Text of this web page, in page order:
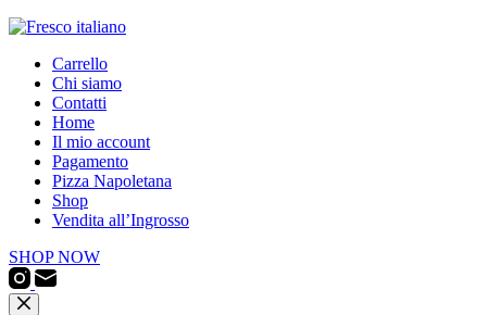
Carrello
Chi siamo
Contatti
Home
Il mio account
Pagamento
Pizza Napoletana
Shop
Vendita all’Ingrosso
SHOP NOW